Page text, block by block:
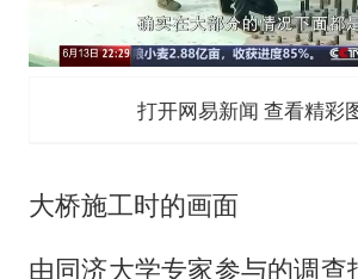
打开网易新闻 查看精彩
大桥施工时的画面
由同济大学专家参与的调查